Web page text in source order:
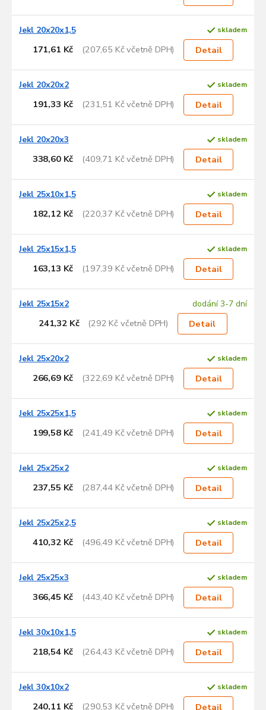
Jekl 20x20x1,5 skladem
171,61 Kč (207,65 Kč včetně DPH) Detail
Jekl 20x20x2 skladem
191,33 Kč (231,51 Kč včetně DPH) Detail
Jekl 20x20x3 skladem
338,60 Kč (409,71 Kč včetně DPH) Detail
Jekl 25x10x1,5 skladem
182,12 Kč (220,37 Kč včetně DPH) Detail
Jekl 25x15x1,5 skladem
163,13 Kč (197,39 Kč včetně DPH) Detail
Jekl 25x15x2 dodání 3-7 dní
241,32 Kč (292 Kč včetně DPH) Detail
Jekl 25x20x2 skladem
266,69 Kč (322,69 Kč včetně DPH) Detail
Jekl 25x25x1,5 skladem
199,58 Kč (241,49 Kč včetně DPH) Detail
Jekl 25x25x2 skladem
237,55 Kč (287,44 Kč včetně DPH) Detail
Jekl 25x25x2,5 skladem
410,32 Kč (496,49 Kč včetně DPH) Detail
Jekl 25x25x3 skladem
366,45 Kč (443,40 Kč včetně DPH) Detail
Jekl 30x10x1,5 skladem
218,54 Kč (264,43 Kč včetně DPH) Detail
Jekl 30x10x2 skladem
240,11 Kč (290,53 Kč včetně DPH) Detail